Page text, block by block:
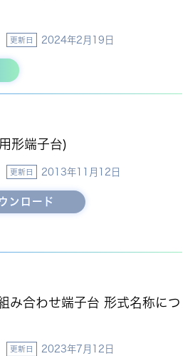
更新日 2024年2月19日
形端子台)
更新日 2013年11月12日
み合わせ端子台 形式名称につ
更新日 2023年7月12日